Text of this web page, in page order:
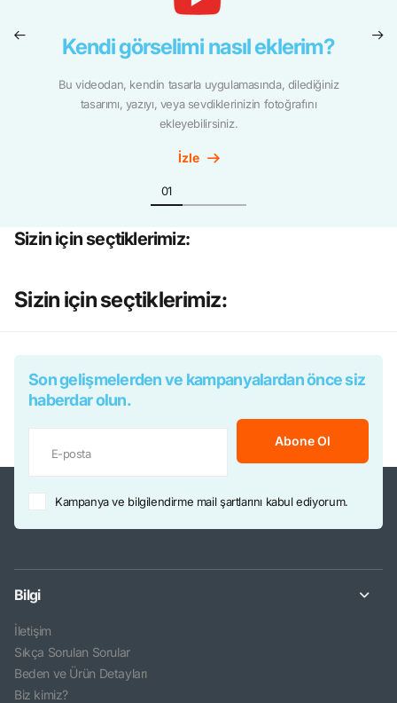
Kendi görselimi nasıl eklerim?
Bu videodan, kendin tasarla uygulamasında, dilediğiniz
tasarımı, yazıyı, veya sevdiklerinizin fotoğrafını
ekleyebilirsiniz.
İzle
Sizin için seçtiklerimiz:
Sizin için seçtiklerimiz:
Son gelişmelerden ve kampanyalardan önce siz
haberdar olun.
Abone Ol
Kampanya ve bilgilendirme mail şartlarını kabul ediyorum.
Bilgi
İletişim
Sıkça Sorulan Sorular
Beden ve Ürün Detayları
Biz kimiz?